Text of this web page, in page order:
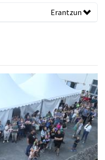
Erantzun